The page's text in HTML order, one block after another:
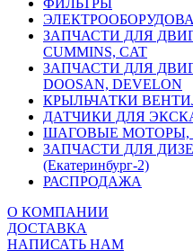
ФИЛЬТРЫ
ЗАПЧАСТИ ДЛЯ
CUMMINS, CAT
ЗАПЧАСТИ ДЛЯ
DOOSAN, DEVELON
КРЫЛЬЧАТКИ
ДАТЧИКИ ДЛЯ
ШАГОВЫЕ МОТОРЫ,
ЗАПЧАСТИ ДЛЯ
(Екатеринбург-2)
РАСПРОДАЖА
О КОМПАНИИ
ДОСТАВКА
НАПИСАТЬ НАМ